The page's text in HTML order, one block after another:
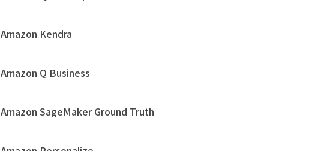
Amazon Kendra
Amazon Q Business
Amazon SageMaker Ground Truth